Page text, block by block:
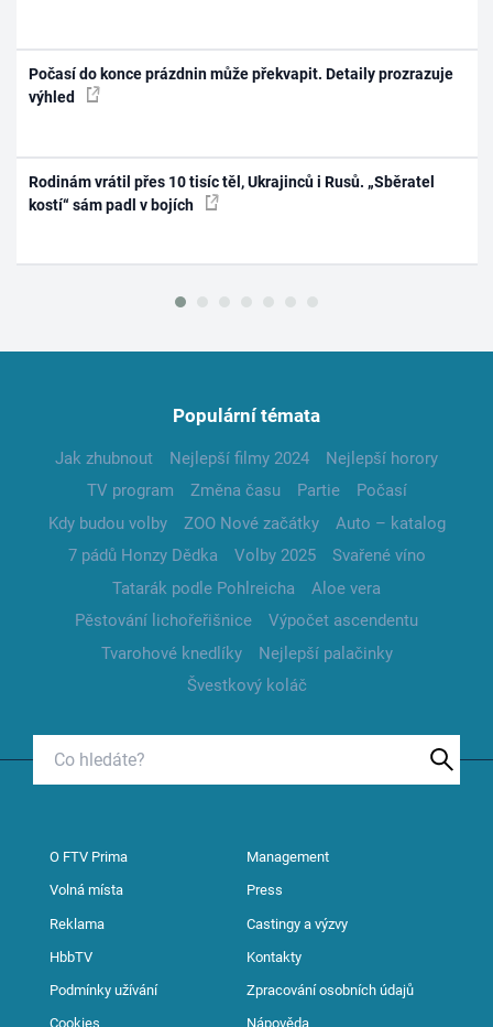
Počasí do konce prázdnin může překvapit. Detaily prozrazuje
výhled
Rodinám vrátil přes 10 tisíc těl, Ukrajinců i Rusů. „Sběratel
kostí“ sám padl v bojích
Populární témata
Jak zhubnout Nejlepší filmy 2024
Nejlepší horory
TV program
Změna času Partie
Počasí
Kdy budou volby
ZOO Nové začátky
Auto – katalog
7 pádů Honzy Dědka
Volby 2025
Svařené víno
Tatarák podle Pohlreicha
Aloe vera
Pěstování lichořeřišnice
Výpočet ascendentu
Tvarohové knedlíky
Nejlepší palačinky
Švestkový koláč
O FTV Prima Management
Volná místa Press
Reklama Castingy a výzvy
HbbTV Kontakty
Podmínky užívání Zpracování osobních údajů
Cookies Nápověda